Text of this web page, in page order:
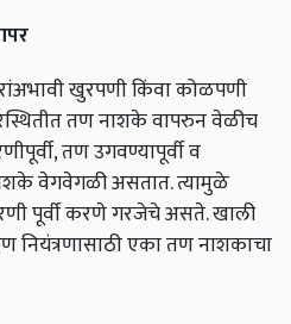
खुरपणी किंवा कोळपणी
तण नाशके वापरुन वेळीच
तण उगवण्यापूर्वी व
वेगवेगळी असतात. त्यामुळे
पूर्वी करणे गरजेचे असते. खाली
नियंत्रणासाठी एका तण नाशकाचा